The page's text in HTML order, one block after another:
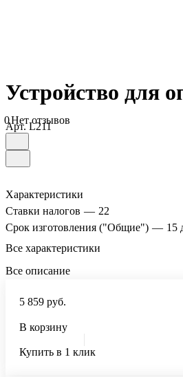
Устройство для
0Нет отзывов
Арт.L211
Характеристики
Ставки налогов — 22
Срок изготовления ("Общие") — 15
Все характеристики
Все описание
5 859 руб.
В корзину
Купить в 1 клик